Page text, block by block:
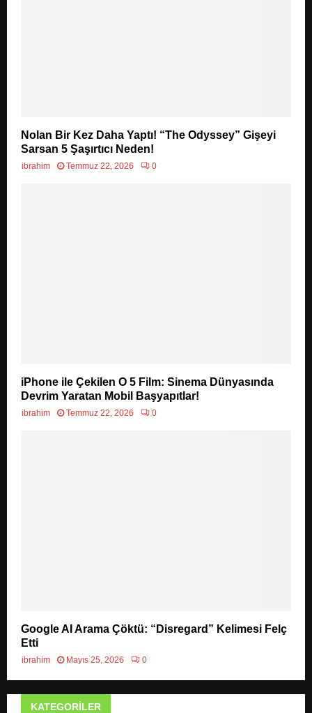
Nolan Bir Kez Daha Yaptı! “The Odyssey” Gişeyi
Sarsan 5 Şaşırtıcı Neden!
ibrahim Temmuz 22, 2026 0
iPhone ile Çekilen O 5 Film: Sinema Dünyasında
Devrim Yaratan Mobil Başyapıtlar!
ibrahim Temmuz 22, 2026 0
Google AI Arama Çöktü: “Disregard” Kelimesi Felç
Etti
ibrahim Mayıs 25, 2026 0
KATEGORILER